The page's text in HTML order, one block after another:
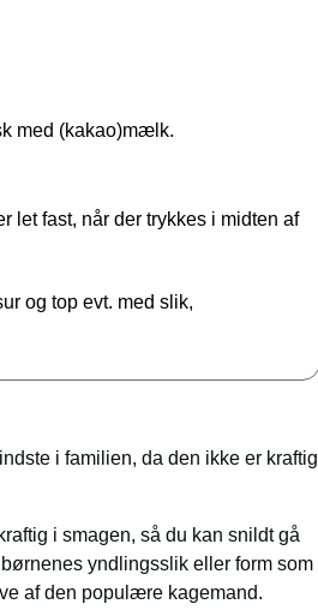
med (kakao)mælk.
let fast, når der trykkes i midten af
og top evt. med slik,
i familien, da den ikke er kraftig
i smagen, så du kan snildt gå
yndlingsslik eller form som
af den populære kagemand.